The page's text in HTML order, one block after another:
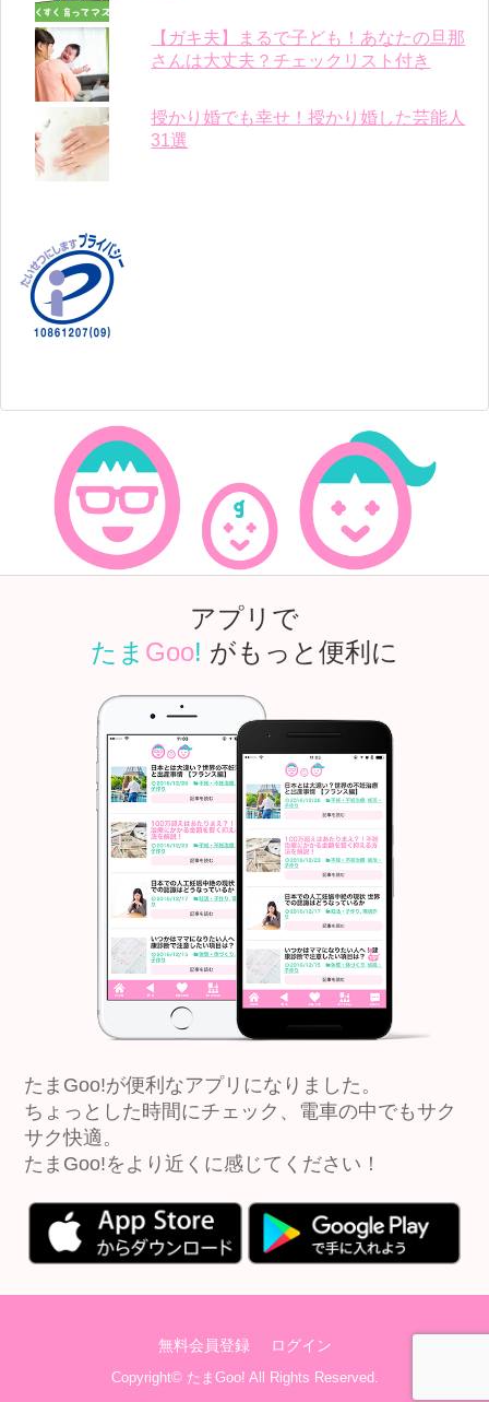
【ガキ夫】まるで子ども！あなたの旦那
さんは大丈夫？チェックリスト付き
授かり婚でも幸せ！授かり婚した芸能人
31選
アプリで
たま Goo! がもっと便利に
たまGoo!が便利なアプリになりました。
ちょっとした時間にチェック、電車の中でもサク
サク快適。
たまGoo!をより近くに感じてください！
無料会員登録 ログイン
Copyright© たまGoo! All Rights Reserved.